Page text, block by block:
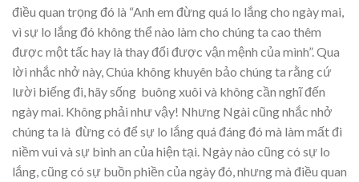
điều quan trọng đó là “Anh em đừng quá lo lắng cho ngày mai,
vì sự lo lắng đó không thể nào làm cho chúng ta cao thêm
được một tấc hay là thay đổi được vận mệnh của mình”. Qua
lời nhắc nhở này, Chúa không khuyên bảo chúng ta rằng cứ
lười biếng đi, hãy sống buông xuôi và không cần nghĩ đến
ngày mai. Không phải như vậy! Nhưng Ngài cũng nhắc nhở
chúng ta là đừng có để sự lo lắng quá đáng đó mà làm mất đi
niềm vui và sự bình an của hiện tại. Ngày nào cũng có sự lo
lắng, cũng có sự buồn phiền của ngày đó, nhưng mà điều quan